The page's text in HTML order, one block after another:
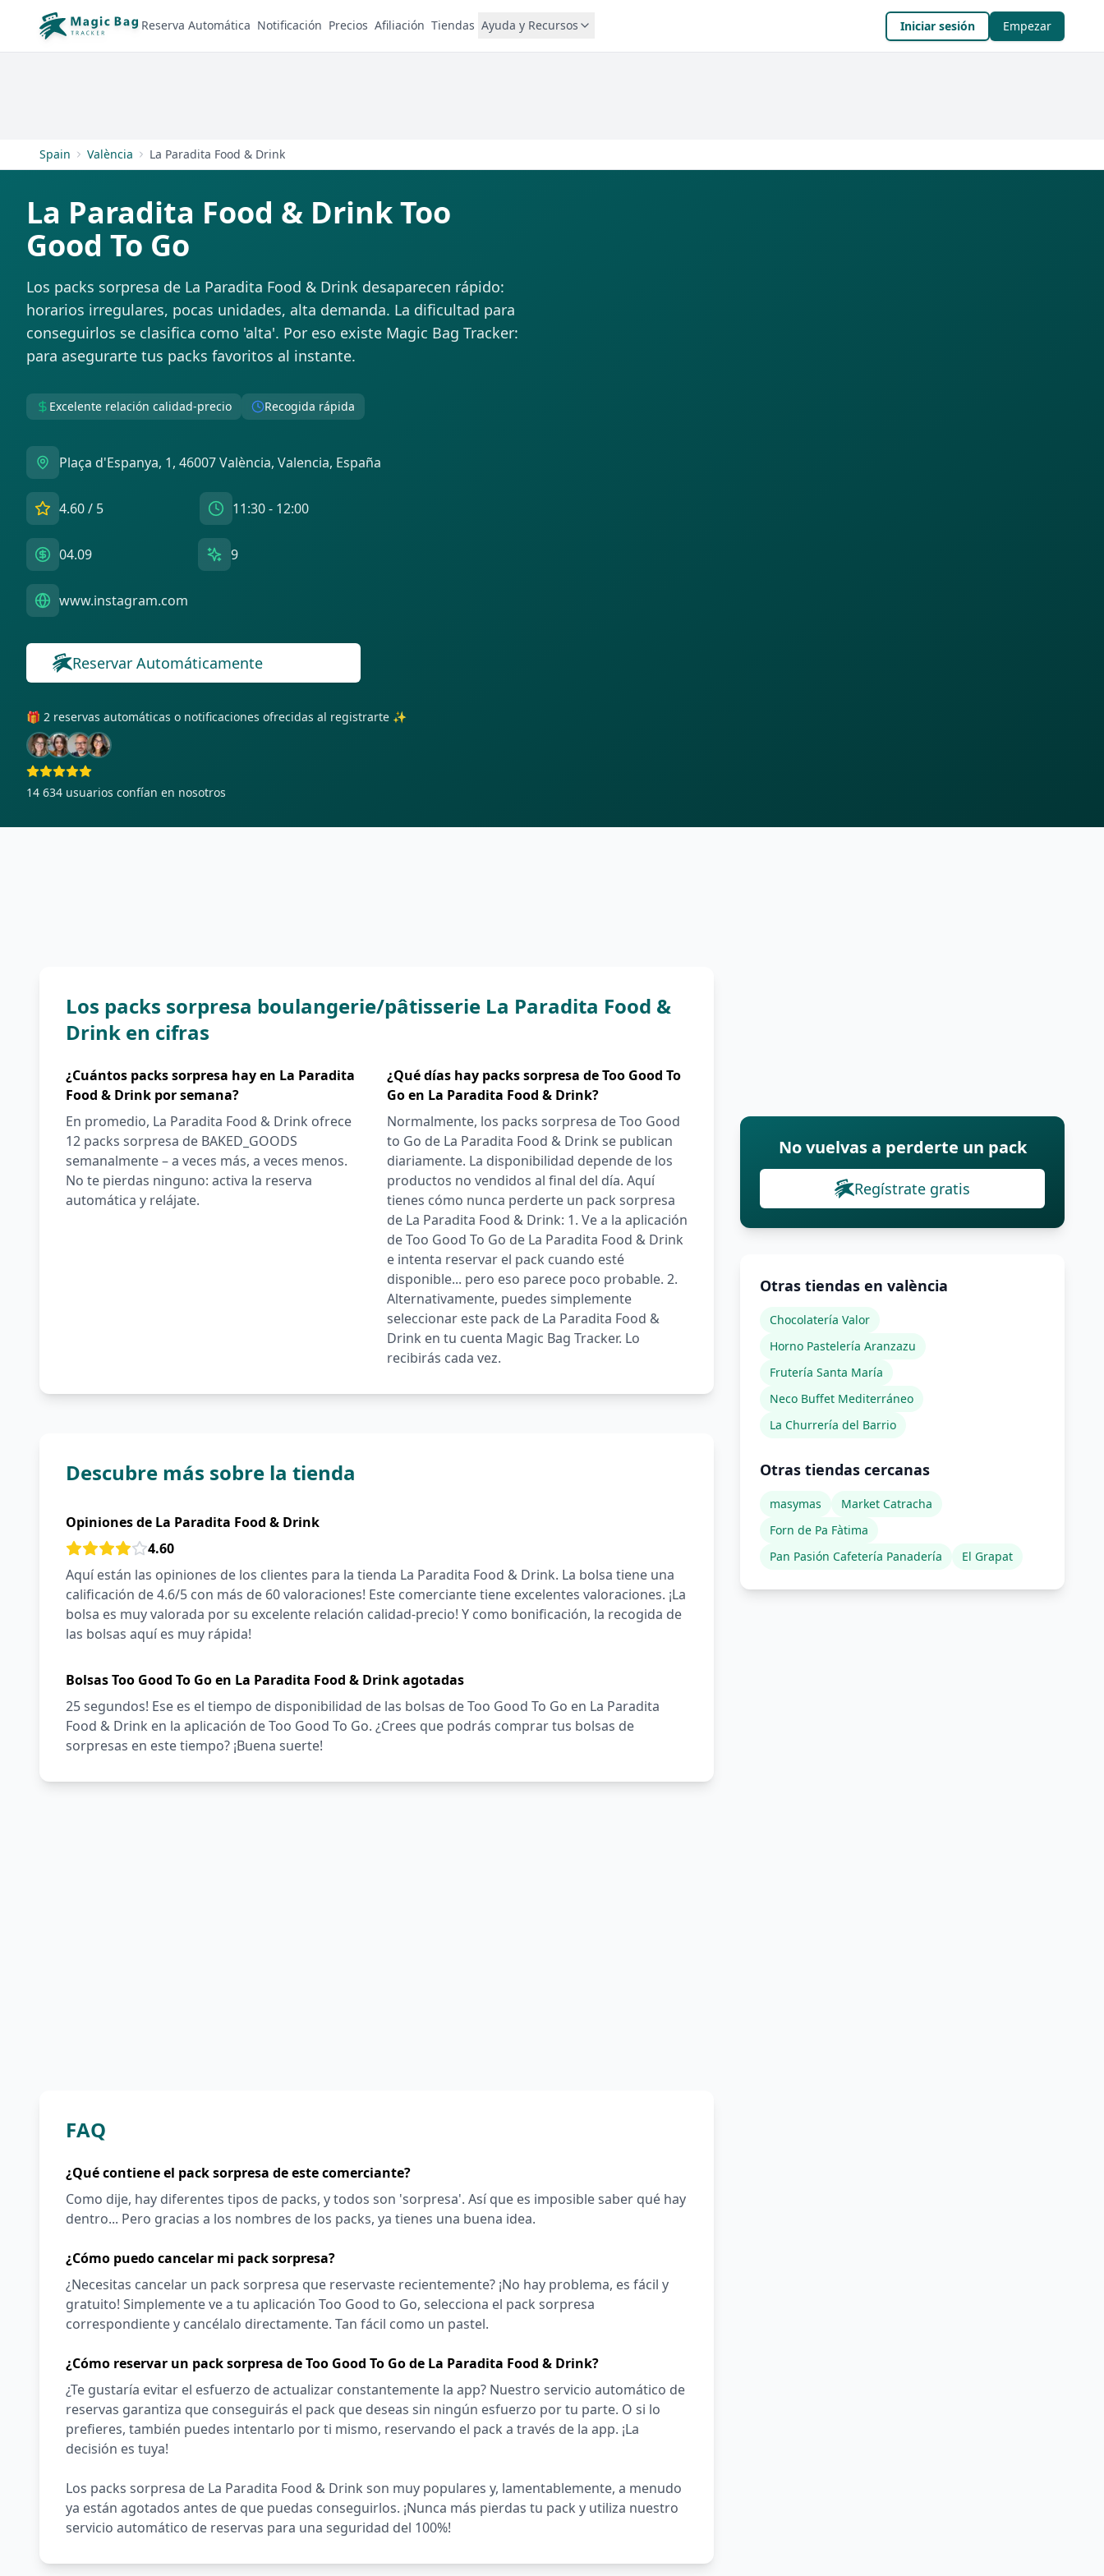
Reserva Automática Notificación Precios Afiliación Tiendas Ayuda y Recursos Iniciar sesión Empezar
Spain València La Paradita Food & Drink
La Paradita Food & Drink Too
Good To Go
Los packs sorpresa de La Paradita Food & Drink desaparecen rápido:
horarios irregulares, pocas unidades, alta demanda. La dificultad para
conseguirlos se clasifica como 'alta'. Por eso existe Magic Bag Tracker:
para asegurarte tus packs favoritos al instante.
Excelente relación calidad-precio Recogida rápida
Plaça d'Espanya, 1, 46007 València, Valencia, España
4.60/ 5 11:30 - 12:00
04.09 9
www.instagram.com
Reservar Automáticamente
🎁 2 reservas automáticas o notificaciones ofrecidas al registrarte ✨
14 634 usuarios confían en nosotros
Los packs sorpresa boulangerie/pâtisserie La Paradita Food &
Drink en cifras
¿Cuántos packs sorpresa hay en La Paradita
Food & Drink por semana?
En promedio, La Paradita Food & Drink ofrece
12 packs sorpresa de BAKED_GOODS
semanalmente – a veces más, a veces menos.
No te pierdas ninguno: activa la reserva
automática y relájate.
¿Qué días hay packs sorpresa de Too Good To
Go en La Paradita Food & Drink?
Normalmente, los packs sorpresa de Too Good
to Go de La Paradita Food & Drink se publican
diariamente. La disponibilidad depende de los
productos no vendidos al final del día. Aquí
tienes cómo nunca perderte un pack sorpresa
de La Paradita Food & Drink: 1. Ve a la aplicación
de Too Good To Go de La Paradita Food & Drink
e intenta reservar el pack cuando esté
disponible... pero eso parece poco probable. 2.
Alternativamente, puedes simplemente
seleccionar este pack de La Paradita Food &
Drink en tu cuenta Magic Bag Tracker. Lo
recibirás cada vez.
Descubre más sobre la tienda
Opiniones de La Paradita Food & Drink
4.60
Aquí están las opiniones de los clientes para la tienda La Paradita Food & Drink. La bolsa tiene una
calificación de 4.6/5 con más de 60 valoraciones! Este comerciante tiene excelentes valoraciones. ¡La
bolsa es muy valorada por su excelente relación calidad-precio! Y como bonificación, la recogida de
las bolsas aquí es muy rápida!
Bolsas Too Good To Go en La Paradita Food & Drink agotadas
25 segundos! Ese es el tiempo de disponibilidad de las bolsas de Too Good To Go en La Paradita
Food & Drink en la aplicación de Too Good To Go. ¿Crees que podrás comprar tus bolsas de
sorpresas en este tiempo? ¡Buena suerte!
FAQ
¿Qué contiene el pack sorpresa de este comerciante?
Como dije, hay diferentes tipos de packs, y todos son 'sorpresa'. Así que es imposible saber qué hay
dentro... Pero gracias a los nombres de los packs, ya tienes una buena idea.
¿Cómo puedo cancelar mi pack sorpresa?
¿Necesitas cancelar un pack sorpresa que reservaste recientemente? ¡No hay problema, es fácil y
gratuito! Simplemente ve a tu aplicación Too Good to Go, selecciona el pack sorpresa
correspondiente y cancélalo directamente. Tan fácil como un pastel.
¿Cómo reservar un pack sorpresa de Too Good To Go de La Paradita Food & Drink?
¿Te gustaría evitar el esfuerzo de actualizar constantemente la app? Nuestro servicio automático de
reservas garantiza que conseguirás el pack que deseas sin ningún esfuerzo por tu parte. O si lo
prefieres, también puedes intentarlo por ti mismo, reservando el pack a través de la app. ¡La
decisión es tuya!
Los packs sorpresa de La Paradita Food & Drink son muy populares y, lamentablemente, a menudo
ya están agotados antes de que puedas conseguirlos. ¡Nunca más pierdas tu pack y utiliza nuestro
servicio automático de reservas para una seguridad del 100%!
No vuelvas a perderte un pack
Regístrate gratis
Otras tiendas en valència
Chocolatería Valor
Horno Pastelería Aranzazu
Frutería Santa María
Neco Buffet Mediterráneo
La Churrería del Barrio
Otras tiendas cercanas
masymas
Market Catracha
Forn de Pa Fàtima
Pan Pasión Cafetería Panadería
El Grapat